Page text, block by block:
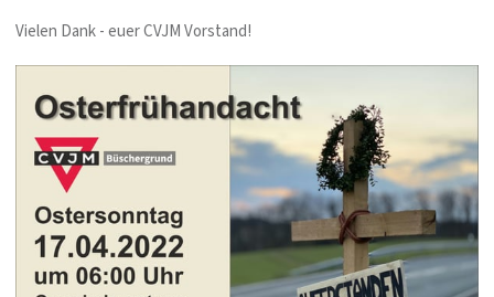
Vielen Dank - euer CVJM Vorstand!